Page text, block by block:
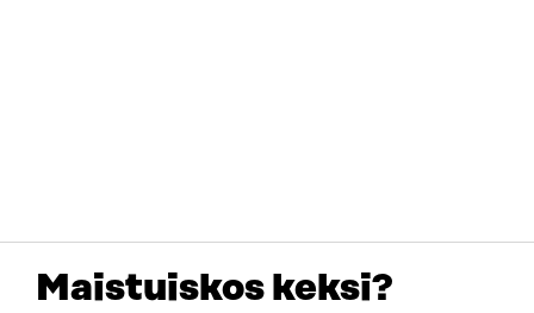
Maistuiskos keksi?